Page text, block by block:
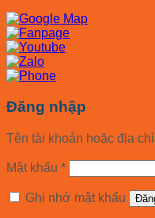
Đăng nhập
Tên tài khoản hoặc địa chỉ
Mật khẩu *
Ghi nhớ mật khẩu